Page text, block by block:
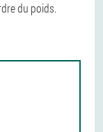
du poids.